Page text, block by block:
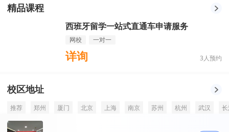
精品课程
西班牙留学一站式直通车申请服务
网校 一对一
详询 3人预约
校区地址
推荐 郑州 厦门 北京 上海 南京 苏州 杭州 武汉